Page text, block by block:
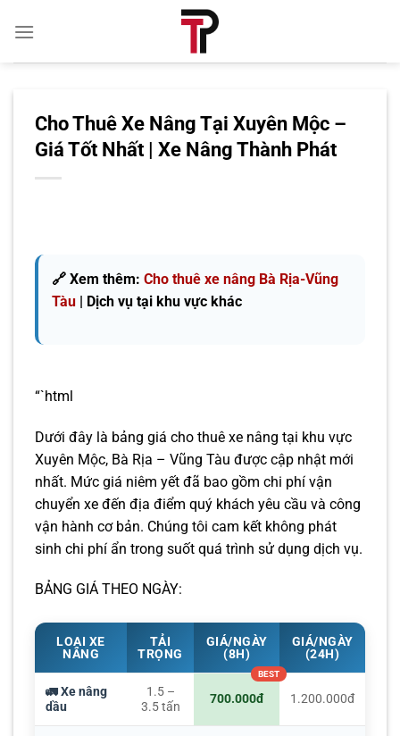
qua
Cho Thuê Xe Nâng Tại Xuyên Mộc –
Giá Tốt Nhất | Xe Nâng Thành Phát
🔗 Xem thêm: Cho thuê xe nâng Bà Rịa-Vũng
Tàu | Dịch vụ tại khu vực khác
“`html
Dưới đây là bảng giá cho thuê xe nâng tại khu vực
Xuyên Mộc, Bà Rịa – Vũng Tàu được cập nhật mới
nhất. Mức giá niêm yết đã bao gồm chi phí vận
chuyển xe đến địa điểm quý khách yêu cầu và công
vận hành cơ bản. Chúng tôi cam kết không phát
sinh chi phí ẩn trong suốt quá trình sử dụng dịch vụ.
BẢNG GIÁ THEO NGÀY:
LOẠI XE
NÂNG
TẢI
TRỌNG
GIÁ/NGÀY
(8H)
GIÁ/NGÀY
(24H)
🚛 Xe nâng
dầu
1.5 –
3.5 tấn
700.000đ 1.200.000đ